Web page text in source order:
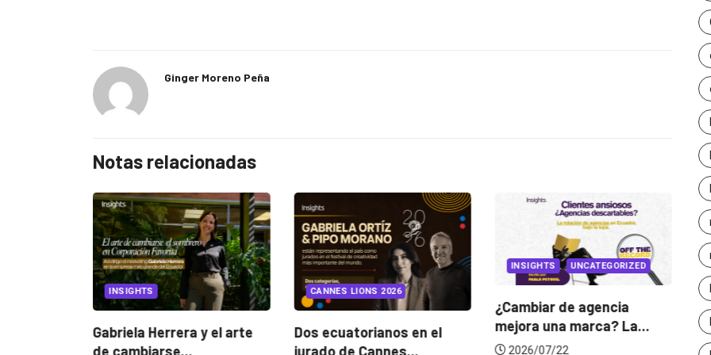
Ginger Moreno Peña
Notas relacionadas
INSIGHTS
Gabriela Herrera y el arte
de cambiarse...
CANNES LIONS 2026
Dos ecuatorianos en el
jurado de Cannes...
INSIGHTS UNCATEGORIZED
¿Cambiar de agencia
mejora una marca? La...
2026/07/22